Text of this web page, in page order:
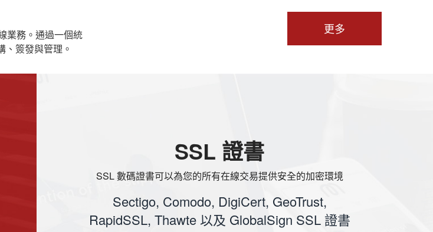
業務。通過一個統
簽發與管理。
更多
SSL 證書
SSL 數碼證書可以為您的所有在線交易提供安全的加密環境
Sectigo, Comodo, DigiCert, GeoTrust,
RapidSSL, Thawte 以及 GlobalSign SSL 證書